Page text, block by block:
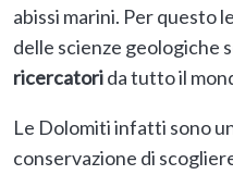
abissi marini. Per questo
delle scienze geologiche
ricercatorida tutto il
Le Dolomiti infatti sono
conservazione di